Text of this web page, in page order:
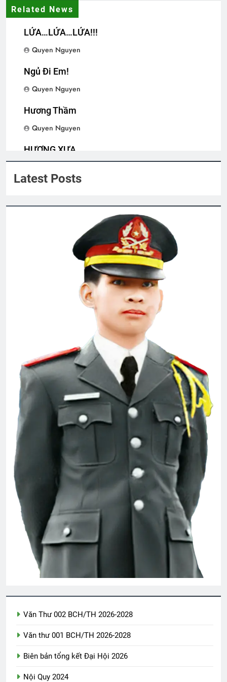
CSVSQ Trần Duy Xinh K10
2 Years Ago
Related News
LỬA…LỬA…LỬA!!!
Quyen Nguyen
Ngủ Đi Em!
Quyen Nguyen
Hương Thầm
Quyen Nguyen
HƯƠNG XƯA
Latest Posts
Văn Thư 002 BCH/TH 2026-2028
Văn thư 001 BCH/TH 2026-2028
Biên bản tổng kết Đại Hội 2026
Nội Quy 2024